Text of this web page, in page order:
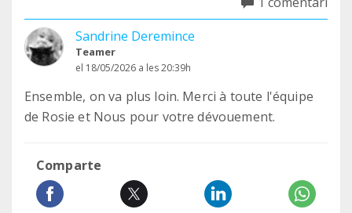
Sandrine Deremince
Teamer
el 18/05/2026 a les 20:39h
Ensemble, on va plus loin. Merci à toute l'équipe
de Rosie et Nous pour votre dévouement.
Comparte